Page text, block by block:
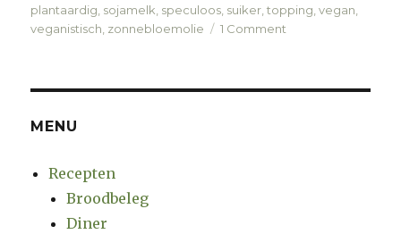
plantaardig sojamelk speculoos suiker ,topping ,vegan
veganistisch zonnebloemolie 1 Comment
MENU
Recepten
Broodbeleg
Diner